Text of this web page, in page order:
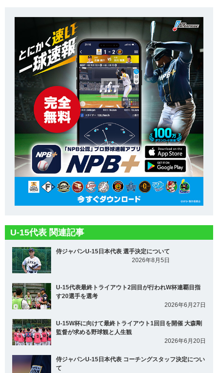
U-15代表 関連記事
侍ジャパンU-15日本代表 選手決定について
2026年8月5日
U-15代表最終トライアウト2回目が行われW杯連覇目指
す20選手を選考
2026年6月27日
U-15W杯に向けて最終トライアウト1回目を開催 大森剛
監督が求める野球観と人生観
2026年6月20日
侍ジャパンU-15日本代表 コーチングスタッフ決定につい
て